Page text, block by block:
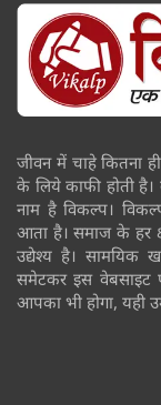
जीवन में चाहे कितना
के लिये काफी होती
नाम है विकल्प।
आता है। समाज के हर
उद्येश्य है।
समेटकर इस वेबसाइट
आपका भी होगा, यही